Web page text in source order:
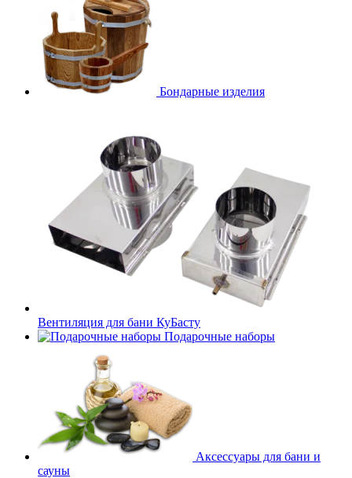
Бондарные изделия
Вентиляция для бани КуБасту
Подарочные наборы
Аксессуары для бани и
сауны